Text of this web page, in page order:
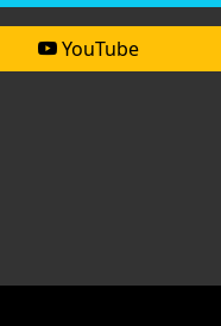
YouTube